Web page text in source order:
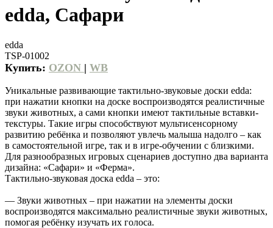
edda, Сафари
edda
TSP-01002
Купить: OZON | WB
Уникальные развивающие тактильно-звуковые доски edda:
при нажатии кнопки на доске воспроизводятся реалистичные
звуки животных, а сами кнопки имеют тактильные вставки-
текстуры. Такие игры способствуют мультисенсорному
развитию ребёнка и позволяют увлечь малыша надолго – как
в самостоятельной игре, так и в игре-обучении с близкими.
Для разнообразных игровых сценариев доступно два варианта
дизайна: «Сафари» и «Ферма».
Тактильно-звуковая доска edda – это:
— Звуки животных – при нажатии на элементы доски
воспроизводятся максимально реалистичные звуки животных,
помогая ребёнку изучать их голоса.